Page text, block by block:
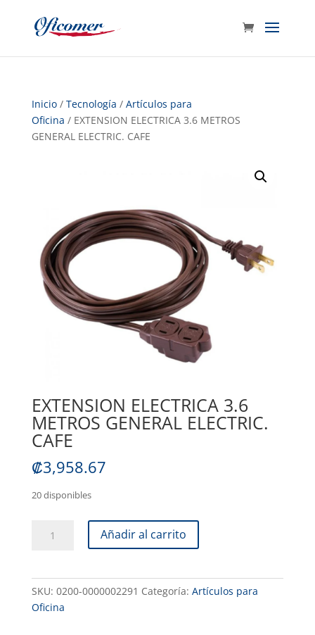
Inicio/ Tecnología / Artículos para
Oficina / EXTENSION ELECTRICA 3.6 METROS
GENERAL ELECTRIC. CAFE
EXTENSION ELECTRICA 3.6
METROS GENERAL ELECTRIC.
CAFE
₡3,958.67
20 disponibles
METROS
GENERAL
ELECTRIC.
Añadir al carrito
SKU: 0200-0000002291 Categoría: Artículos para
Oficina